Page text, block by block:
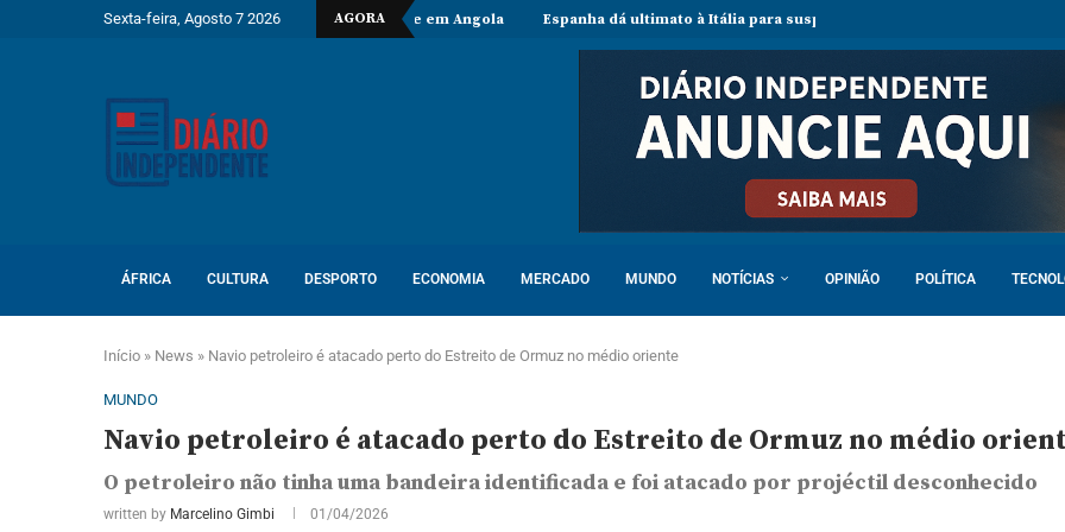
Sexta-feira, Agosto 7 2026 AGORA
despedida do embaixador do Vietname em Angola Espanha dá ultimato à Itália para suspender controlos fronteiriços e ameaça
ÁFRICA CULTURA DESPORTO ECONOMIA MERCADO MUNDO NOTÍCIAS OPINIÃO POLÍTICA
Início » News » Navio petroleiro é atacado perto do Estreito de Ormuz no médio oriente
MUNDO
Navio petroleiro é atacado perto do Estreito de Ormuz no médio
O petroleiro não tinha uma bandeira identificada e foi atacado por projéctil desconhecido
written by Marcelino Gimbi 01/04/2026